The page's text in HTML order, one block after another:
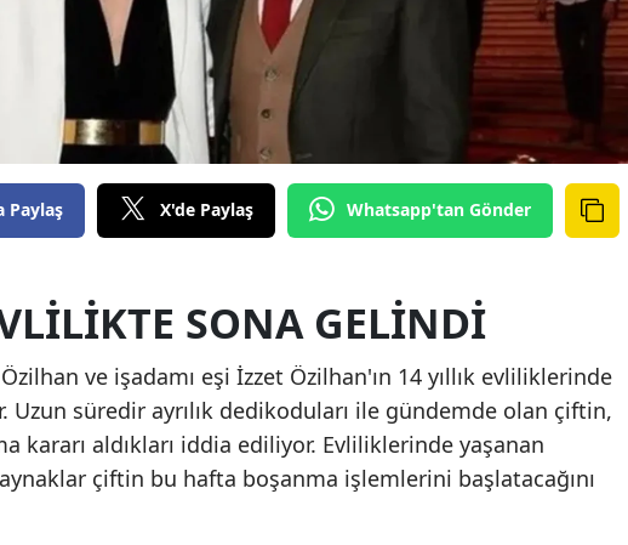
Paylaş X'de Paylaş Whatsapp'tan Gönder
SONA GELINDI
ve işadamı eşi İzzet Özilhan'ın 14 yıllık evliliklerinde
Uzun süredir ayrılık dedikoduları ile gündemde olan çiftin,
kararı aldıkları iddia ediliyor. Evliliklerinde yaşanan
çiftin bu hafta boşanma işlemlerini başlatacağını